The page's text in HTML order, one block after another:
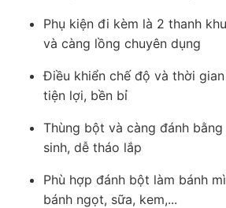
Phụ kiện đi kèm là 2 thanh
và càng lồng chuyên dụng
Điều khiển chế độ và thời
tiện lợi, bền bỉ
Thùng bột và càng đánh
sinh, dễ tháo lắp
Phù hợp đánh bột làm bánh
bánh ngọt, sữa, kem,...